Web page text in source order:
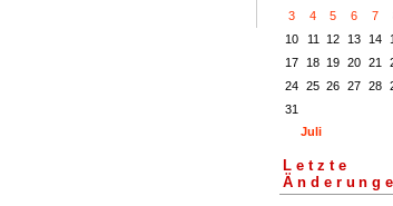
3
4 5 6 7
10
11 12 13 14
17
18 19 20 21
24
25 26 27 28
31
Juli
Letzte